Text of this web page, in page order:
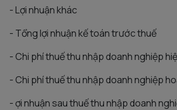
- Lợi nhuận khác
- Tổng lợi nhuận kế toán trước thuế
- Chi phí thuế thu nhập doanh nghiệp
- Chi phí thuế thu nhập doanh nghiệp
- ợi nhuận sau thuế thu nhập doanh